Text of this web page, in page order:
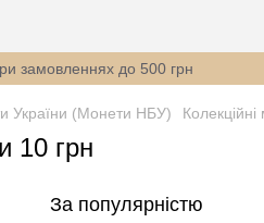
замовленнях до 500 грн
України (Монети НБУ)
10 грн
За популярністю